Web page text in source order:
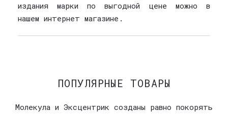
издания марки по выгодной цене можно в
нашем интернет магазине.
ПОПУЛЯРНЫЕ ТОВАРЫ
Молекула и Эксцентрик созданы равно покорять